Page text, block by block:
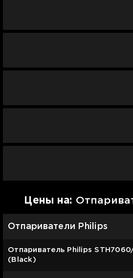
Цены на:
Отпариватели Philips
Отпариватель Philips
(Black)